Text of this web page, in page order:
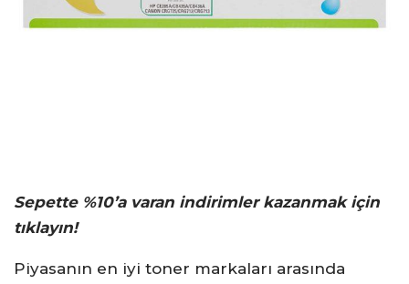
Sepette %10’a varan indirimler kazanmak için
tıklayın!
Piyasanın en iyi toner markaları arasında